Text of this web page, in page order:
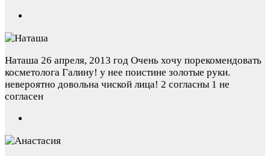
Наташа 26 апреля, 2013 год Очень хочу порекомендовать
косметолога Галину! у нее поистине золотые руки.
невероятно довольна чиской лица! 2 согласны 1 не
согласен